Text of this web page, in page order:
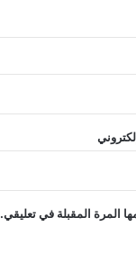
المرة المقبلة في تعليقي.